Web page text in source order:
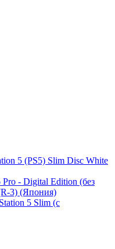
5 (PS5) Slim Disc White
Pro - Digital Edition (без
3) (Япония)
5 Slim (с